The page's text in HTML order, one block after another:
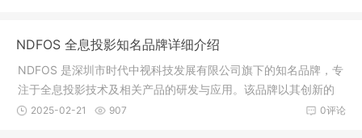
所述伸缩组件设置于
NDFOS 全息投影知名品牌详细介绍
NDFOS 是深圳市时代中视科技发展有限公司旗下的知名品牌，专
注于全息投影技术及相关产品的研发与应用。该品牌以其创新的
全息膜、全息玻璃等产品在行业内享有盛誉，广泛应用于广告、
0评论
2025-02-21 907